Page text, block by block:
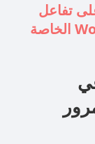
المستخدمين على مدونة WordPress الخاصة